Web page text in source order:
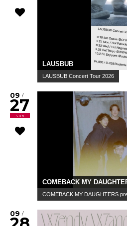
LAUSBUB
LAUSBUB Concert Tour 2026
09 /
27
Sun
COMEBACK MY
COMEBACK MY DAUGHTERS
09 /